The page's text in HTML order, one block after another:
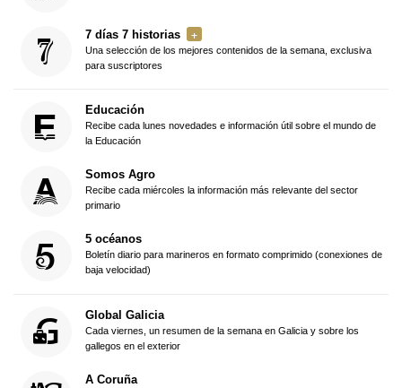
7 días 7 historias
Una selección de los mejores contenidos de la semana, exclusiva
para suscriptores
Educación
Recibe cada lunes novedades e información útil sobre el mundo de
la Educación
Somos Agro
Recibe cada miércoles la información más relevante del sector
primario
5 océanos
Boletín diario para marineros en formato comprimido (conexiones de
baja velocidad)
Global Galicia
Cada viernes, un resumen de la semana en Galicia y sobre los
gallegos en el exterior
A Coruña